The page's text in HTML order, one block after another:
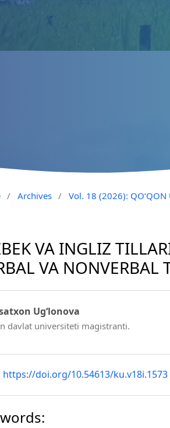
/ Archives / Vol. 18 (2026): QO‘QON
VA INGLIZ
VA NONVERBAL
Ug‘lonova
davlat universiteti magistranti.
https://doi.org/10.54613/ku.v18i.1573